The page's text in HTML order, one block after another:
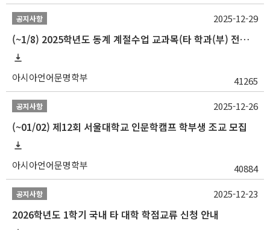
공지사항
(~1/8) 2025학년도 동계 계절수업 교과목(타 학과(부) 전공 및 교양) 성적평가방법 선택제 신청 안내
아시아언어문명학부 41265
2025-12-29
공지사항
(~01/02) 제12회 서울대학교 인문학캠프 학부생 조교 모집
아시아언어문명학부 40884
2025-12-26
공지사항
2026학년도 1학기 국내 타 대학 학점교류 신청 안내
2025-12-23